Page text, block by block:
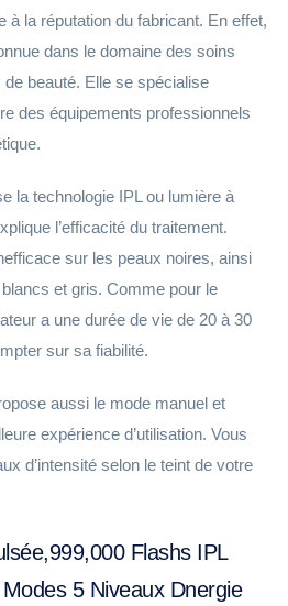
à la réputation du fabricant. En effet,
dans le domaine des soins
beauté. Elle se spécialise
des équipements professionnels
la technologie IPL ou lumière à
l’efficacité du traitement.
sur les peaux noires, ainsi
et gris. Comme pour le
a une durée de vie de 20 à 30
sur sa fiabilité.
aussi le mode manuel et
expérience d’utilisation. Vous
d’intensité selon le teint de votre
Flashs IPL
5 Niveaux Dnergie